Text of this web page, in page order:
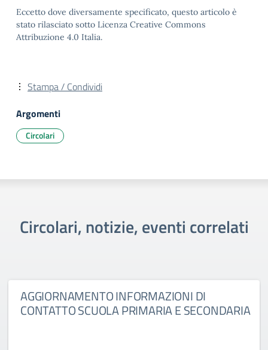
Eccetto dove diversamente specificato, questo articolo è
stato rilasciato sotto Licenza Creative Commons
Attribuzione 4.0 Italia.
Stampa / Condividi
Argomenti
Circolari
Circolari, notizie, eventi correlati
AGGIORNAMENTO INFORMAZIONI DI
CONTATTO SCUOLA PRIMARIA E SECONDARIA